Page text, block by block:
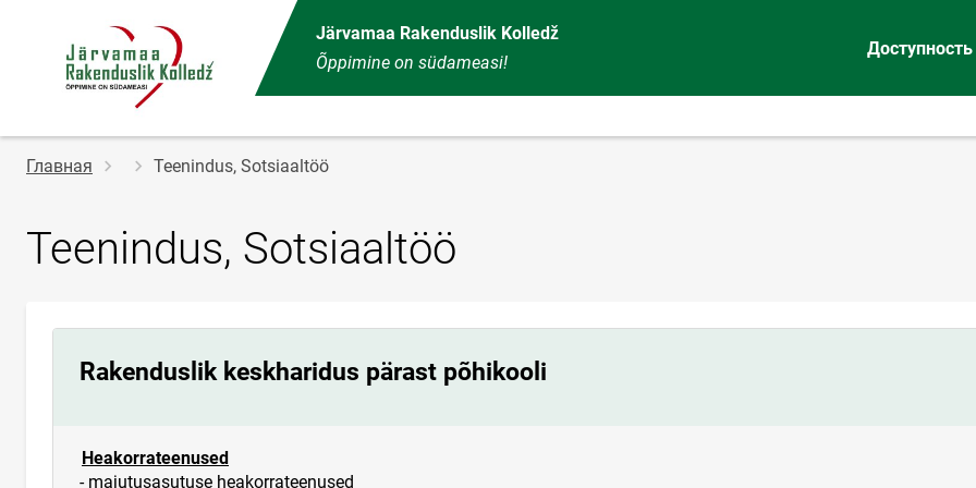
Järvamaa Rakenduslik Kolledž
Õppimine on südameasi!
Доступность
Строка
Главная Teenindus, Sotsiaaltöö
Teenindus, Sotsiaaltöö
Rakenduslik keskharidus pärast põhikooli
Heakorrateenused
- majutusasutuse heakorrateenused